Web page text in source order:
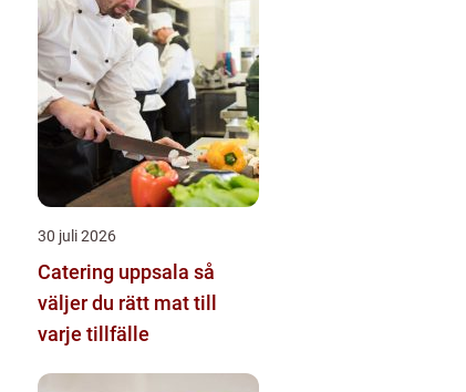
30 juli 2026
Catering uppsala så
väljer du rätt mat till
varje tillfälle